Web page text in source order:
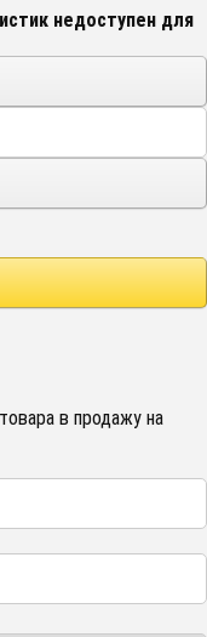
недоступен для
в продажу на